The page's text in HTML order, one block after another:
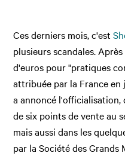
Ces derniers mois, c'est
plusieurs scandales.
d'euros pour "pratiques
attribuée par la France
a annoncé
de six points de vente au
mais aussi dans les
par la Société des Grands